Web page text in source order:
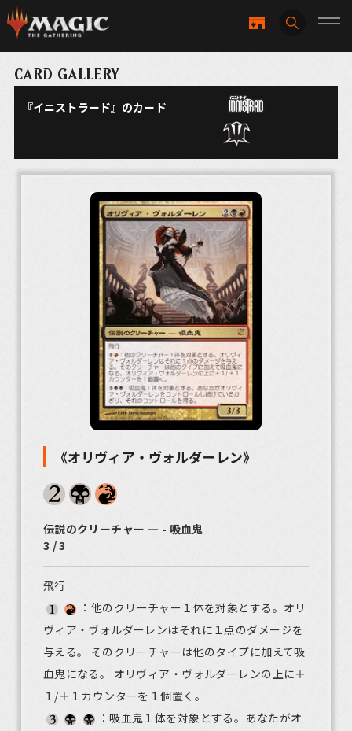
CARD GALLERY
『イニストラード』のカード
《オリヴィア・ヴォルダーレン》
伝説のクリーチャー ― - 吸血鬼
3 / 3
飛行
：他のクリーチャー１体を対象とする。オリ
ヴィア・ヴォルダーレンはそれに１点のダメージを
与える。 そのクリーチャーは他のタイプに加えて吸
血鬼になる。 オリヴィア・ヴォルダーレンの上に＋
１/＋１カウンターを１個置く。
：吸血鬼１体を対象とする。あなたがオ